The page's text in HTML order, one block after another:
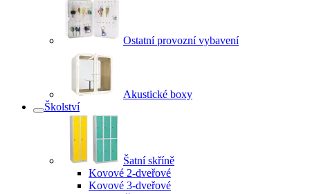
Ostatní provozní vybavení
Akustické boxy
Školství
Šatní skříně
Kovové 2-dveřové
Kovové 3-dveřové